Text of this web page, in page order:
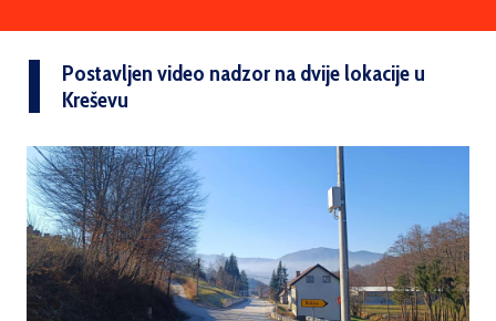
Postavljen video nadzor na dvije lokacije u
Kreševu